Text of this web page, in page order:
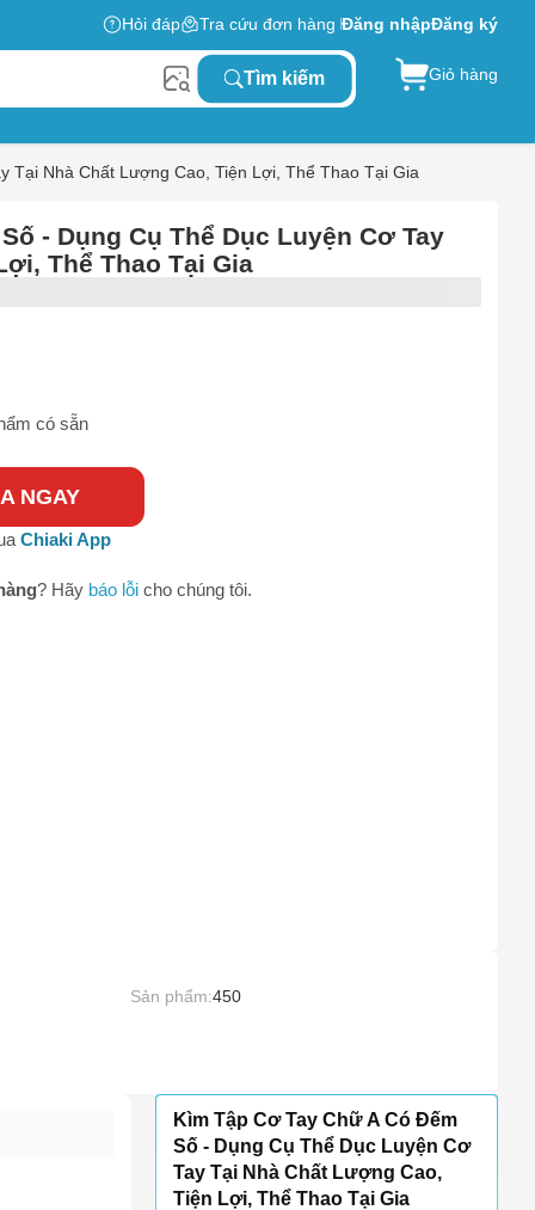
Hỏi đáp Tra cứu đơn hàng Đăng nhậpĐăng ký
Tìm kiếm Giỏ hàng
Tại Nhà Chất Lượng Cao, Tiện Lợi, Thể Thao Tại Gia
- Dụng Cụ Thể Dục Luyện Cơ Tay
Thể Thao Tại Gia
có sẵn
NGAY
Chiaki App
? Hãy báo lỗi cho chúng tôi.
Sản phẩm:450
Kìm Tập Cơ Tay Chữ A Có Đếm
Số - Dụng Cụ Thể Dục Luyện Cơ
Tay Tại Nhà Chất Lượng Cao,
Tiện Lợi, Thể Thao Tại Gia